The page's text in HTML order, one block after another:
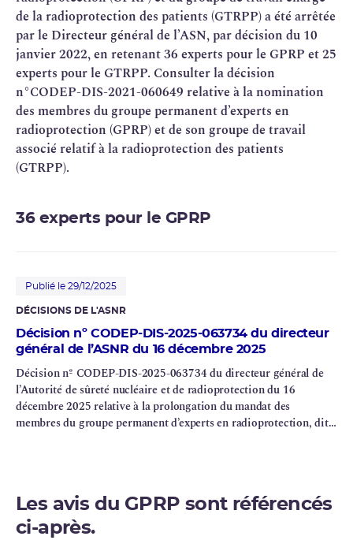
de la radioprotection des patients (GTRPP) a été arrêtée
par le Directeur général de l’ASN, par décision du 10
janvier 2022, en retenant 36 experts pour le GPRP et 25
experts pour le GTRPP. Consulter la décision
n°CODEP-DIS-2021-060649 relative à la nomination
des membres du groupe permanent d’experts en
radioprotection (GPRP) et de son groupe de travail
associé relatif à la radioprotection des patients
(GTRPP).
36 experts pour le GPRP
Publié le 29/12/2025
DÉCISIONS DE L'ASNR
Décision nº CODEP-DIS-2025-063734 du directeur
général de l’ASNR du 16 décembre 2025
Décision nº CODEP-DIS-2025-063734 du directeur général de
l’Autorité desûreté nucléaireet de radioprotection du 16
décembre 2025 relative à la prolongation du mandat des
membres du groupe permanent d’experts en radioprotection, dit «
Les avis du GPRP sont référencés
ci-après.